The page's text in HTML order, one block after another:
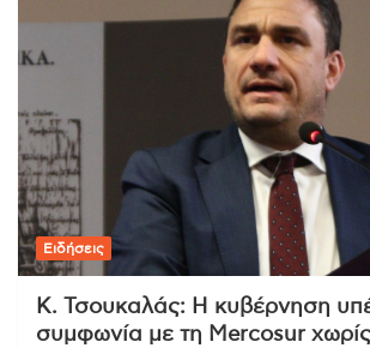
Ειδήσεις
Κ. Τσουκαλάς: Η κυβέρνηση
συμφωνία με τη Mercosur χωρίς